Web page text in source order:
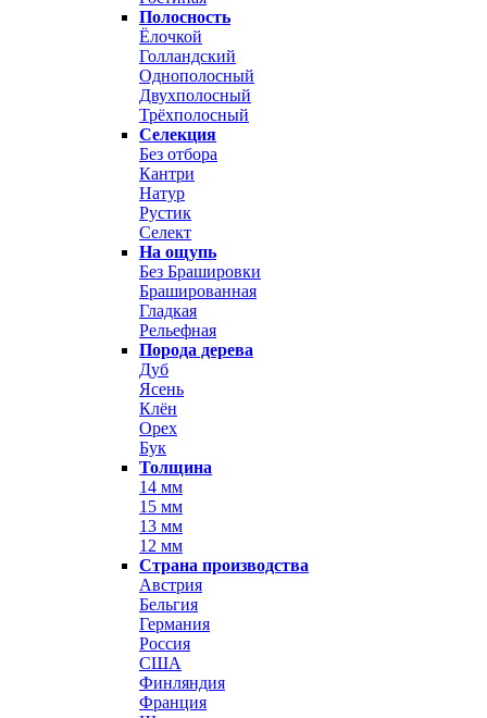
Полосность
Ёлочкой
Голландский
Однополосный
Двухполосный
Трёхполосный
Селекция
Без отбора
Кантри
Натур
Рустик
Селект
На ощупь
Без Брашировки
Брашированная
Гладкая
Рельефная
Порода дерева
Дуб
Ясень
Клён
Орех
Бук
Толщина
14 мм
15 мм
13 мм
12 мм
Страна производства
Австрия
Бельгия
Германия
Россия
США
Финляндия
Франция